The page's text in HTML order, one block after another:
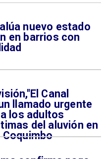
nuevo estado
en barrios con
Canal
llamado urgente
los adultos
del aluvión en
Coquimbo